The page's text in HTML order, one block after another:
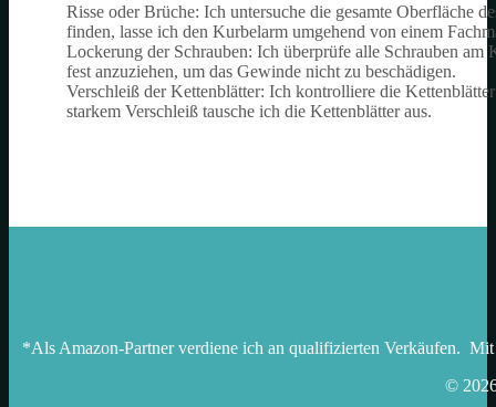
Risse oder Brüche: Ich untersuche die gesamte Oberfläche
finden, lasse ich den Kurbelarm umgehend von einem
Lockerung der Schrauben: Ich überprüfe alle Schrauben
fest anzuziehen, um das Gewinde nicht zu beschädigen.
Verschleiß der Kettenblätter: Ich kontrolliere die
starkem Verschleiß tausche ich die Kettenblätter aus.
*Als Amazon-Partner verdiene ich an qualifizierten Verkäufen.
©